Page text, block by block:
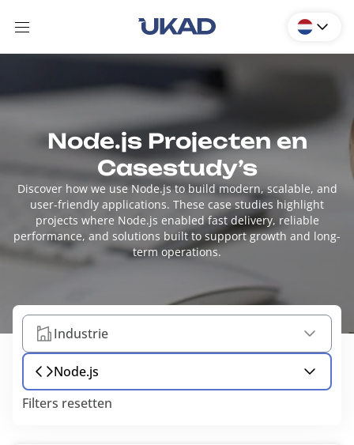
Node.js Projecten en
Casestudy’s
Discover how we use Node.js to build modern, scalable, and
user-friendly applications. These case studies highlight
projects where Node.js enabled fast delivery, reliable
performance, and solutions built to support growth and long-
term operations.
Industrie
Node.js
Filters resetten